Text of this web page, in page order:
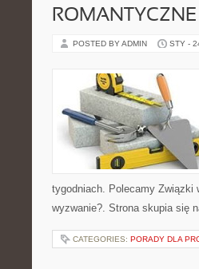
POSTED BY ADMIN STY -
tygodniach. Polecamy Związki
wyzwanie?. Strona skupia się
CATEGORIES: PORADY DLA